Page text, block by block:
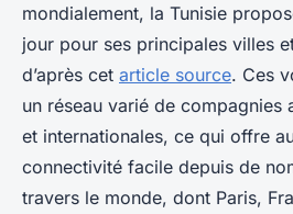
mondialement, la Tunisie
jour pour ses principales villes
d’après cet article source. Ces
un réseau varié de compagnies
et internationales, ce qui offre
connectivité facile depuis de
travers le monde, dont Paris,